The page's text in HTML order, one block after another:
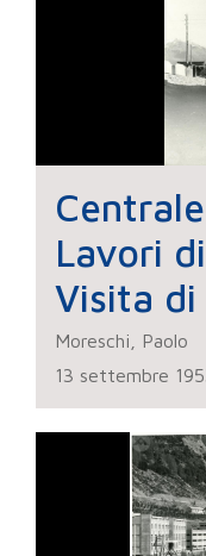
Lavori
Visita
Moreschi, Paolo
13 settembre